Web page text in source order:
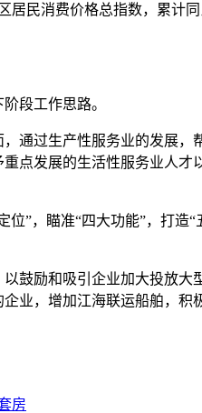
消费价格总指数，累计同
段工作思路。
过生产性服务业的发展，
点发展的生活性服务业人
，瞄准“四大功能”，打造
励和吸引企业加大投放大
业，增加江海联运船舶，积
房